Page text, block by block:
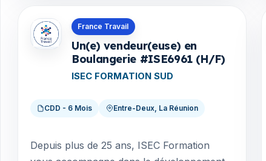
France Travail
Un(e) vendeur(euse) en
Boulangerie #ISE6961 (H/F)
ISEC FORMATION SUD
CDD - 6 Mois Entre-Deux, La Réunion
Depuis plus de 25 ans, ISEC Formation
Offres en La Réunion